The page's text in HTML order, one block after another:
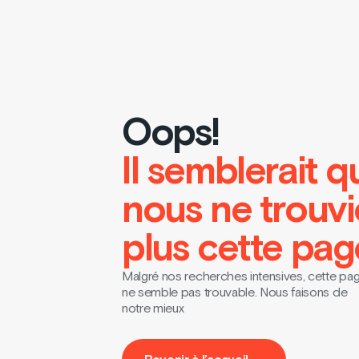
Oops!
Il semblerait
nous ne
plus cette
Malgré nos recherches intensives, cette
ne semble pas trouvable. Nous faisons de
notre mieux